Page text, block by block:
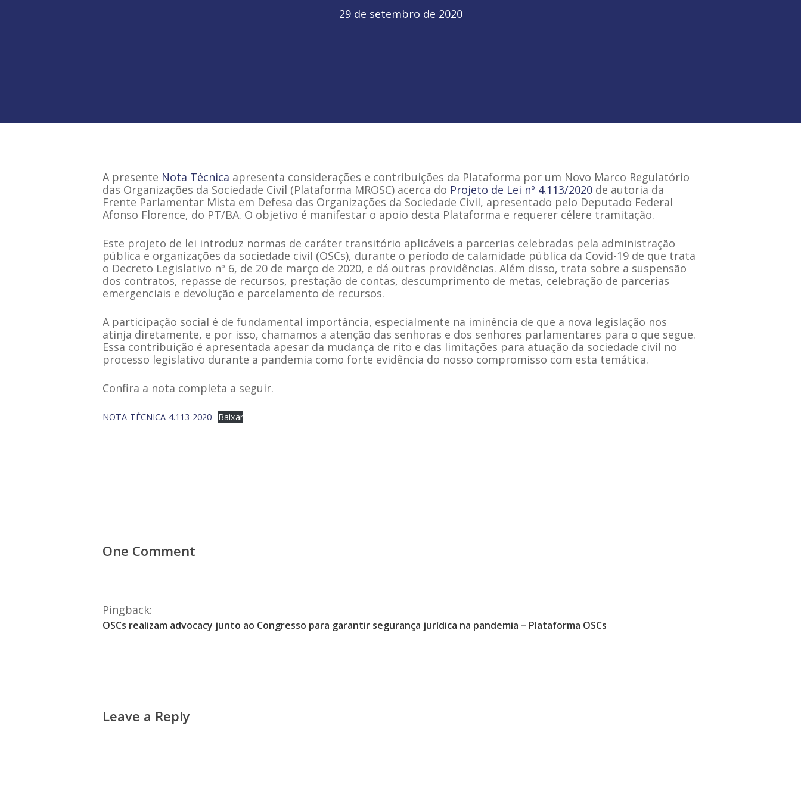
29 de setembro de 2020
A presente Nota Técnica apresenta considerações e contribuições da Plataforma por um Novo Marco Regulatório
das Organizações da Sociedade Civil (Plataforma MROSC) acerca do Projeto de Lei nº 4.113/2020 de autoria da
Frente Parlamentar Mista em Defesa das Organizações da Sociedade Civil, apresentado pelo Deputado Federal
Afonso Florence, do PT/BA. O objetivo é manifestar o apoio desta Plataforma e requerer célere tramitação.
Este projeto de lei introduz normas de caráter transitório aplicáveis a parcerias celebradas pela administração
pública e organizações da sociedade civil (OSCs), durante o período de calamidade pública da Covid-19 de que trata
o Decreto Legislativo nº 6, de 20 de março de 2020, e dá outras providências. Além disso, trata sobre a suspensão
dos contratos, repasse de recursos, prestação de contas, descumprimento de metas, celebração de parcerias
emergenciais e devolução e parcelamento de recursos.
A participação social é de fundamental importância, especialmente na iminência de que a nova legislação nos
atinja diretamente, e por isso, chamamos a atenção das senhoras e dos senhores parlamentares para o que segue.
Essa contribuição é apresentada apesar da mudança de rito e das limitações para atuação da sociedade civil no
processo legislativo durante a pandemia como forte evidência do nosso compromisso com esta temática.
Confira a nota completa a seguir.
NOTA-TÉCNICA-4.113-2020 Baixar
One Comment
Pingback:
OSCs realizam advocacy junto ao Congresso para garantir segurança jurídica na pandemia – Plataforma OSCs
Leave a Reply